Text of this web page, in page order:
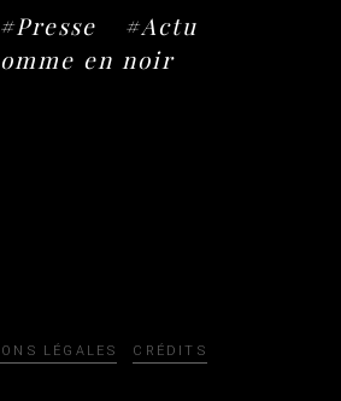
#Presse
#Actu
en noir
LÉGALES CRÉDITS